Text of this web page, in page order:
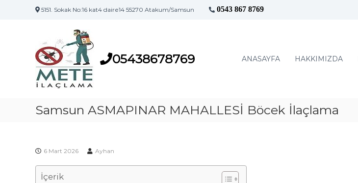
5151. Sokak No:16 kat4 daire14 55270 Atakum/Samsun 0543 867 8769
s
l
a
m
u
n
İ
ç
a
05438678769 ANASAYFA HAKKIMIZDA
Samsun ASMAPINAR MAHALLESİ Böcek İlaçlama
6 Mart 2026 Ayhan
İçerik